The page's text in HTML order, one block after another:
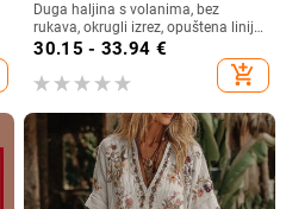
Duga haljina s volanima, bez
rukava, okrugli izrez, opuštena linija
struka, poliester‑spandeks,
30.15 - 33.94 €
add_shopping_cart